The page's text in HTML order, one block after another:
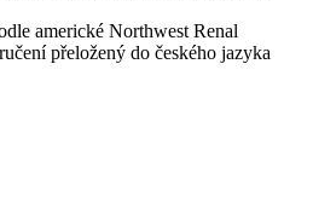
americké Northwest Renal
přeložený do českého jazyka